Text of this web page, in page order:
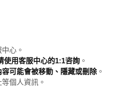
心。
使用客服中心的1:1咨詢 。
可能會被移動、隱藏或刪除。
個人資訊。